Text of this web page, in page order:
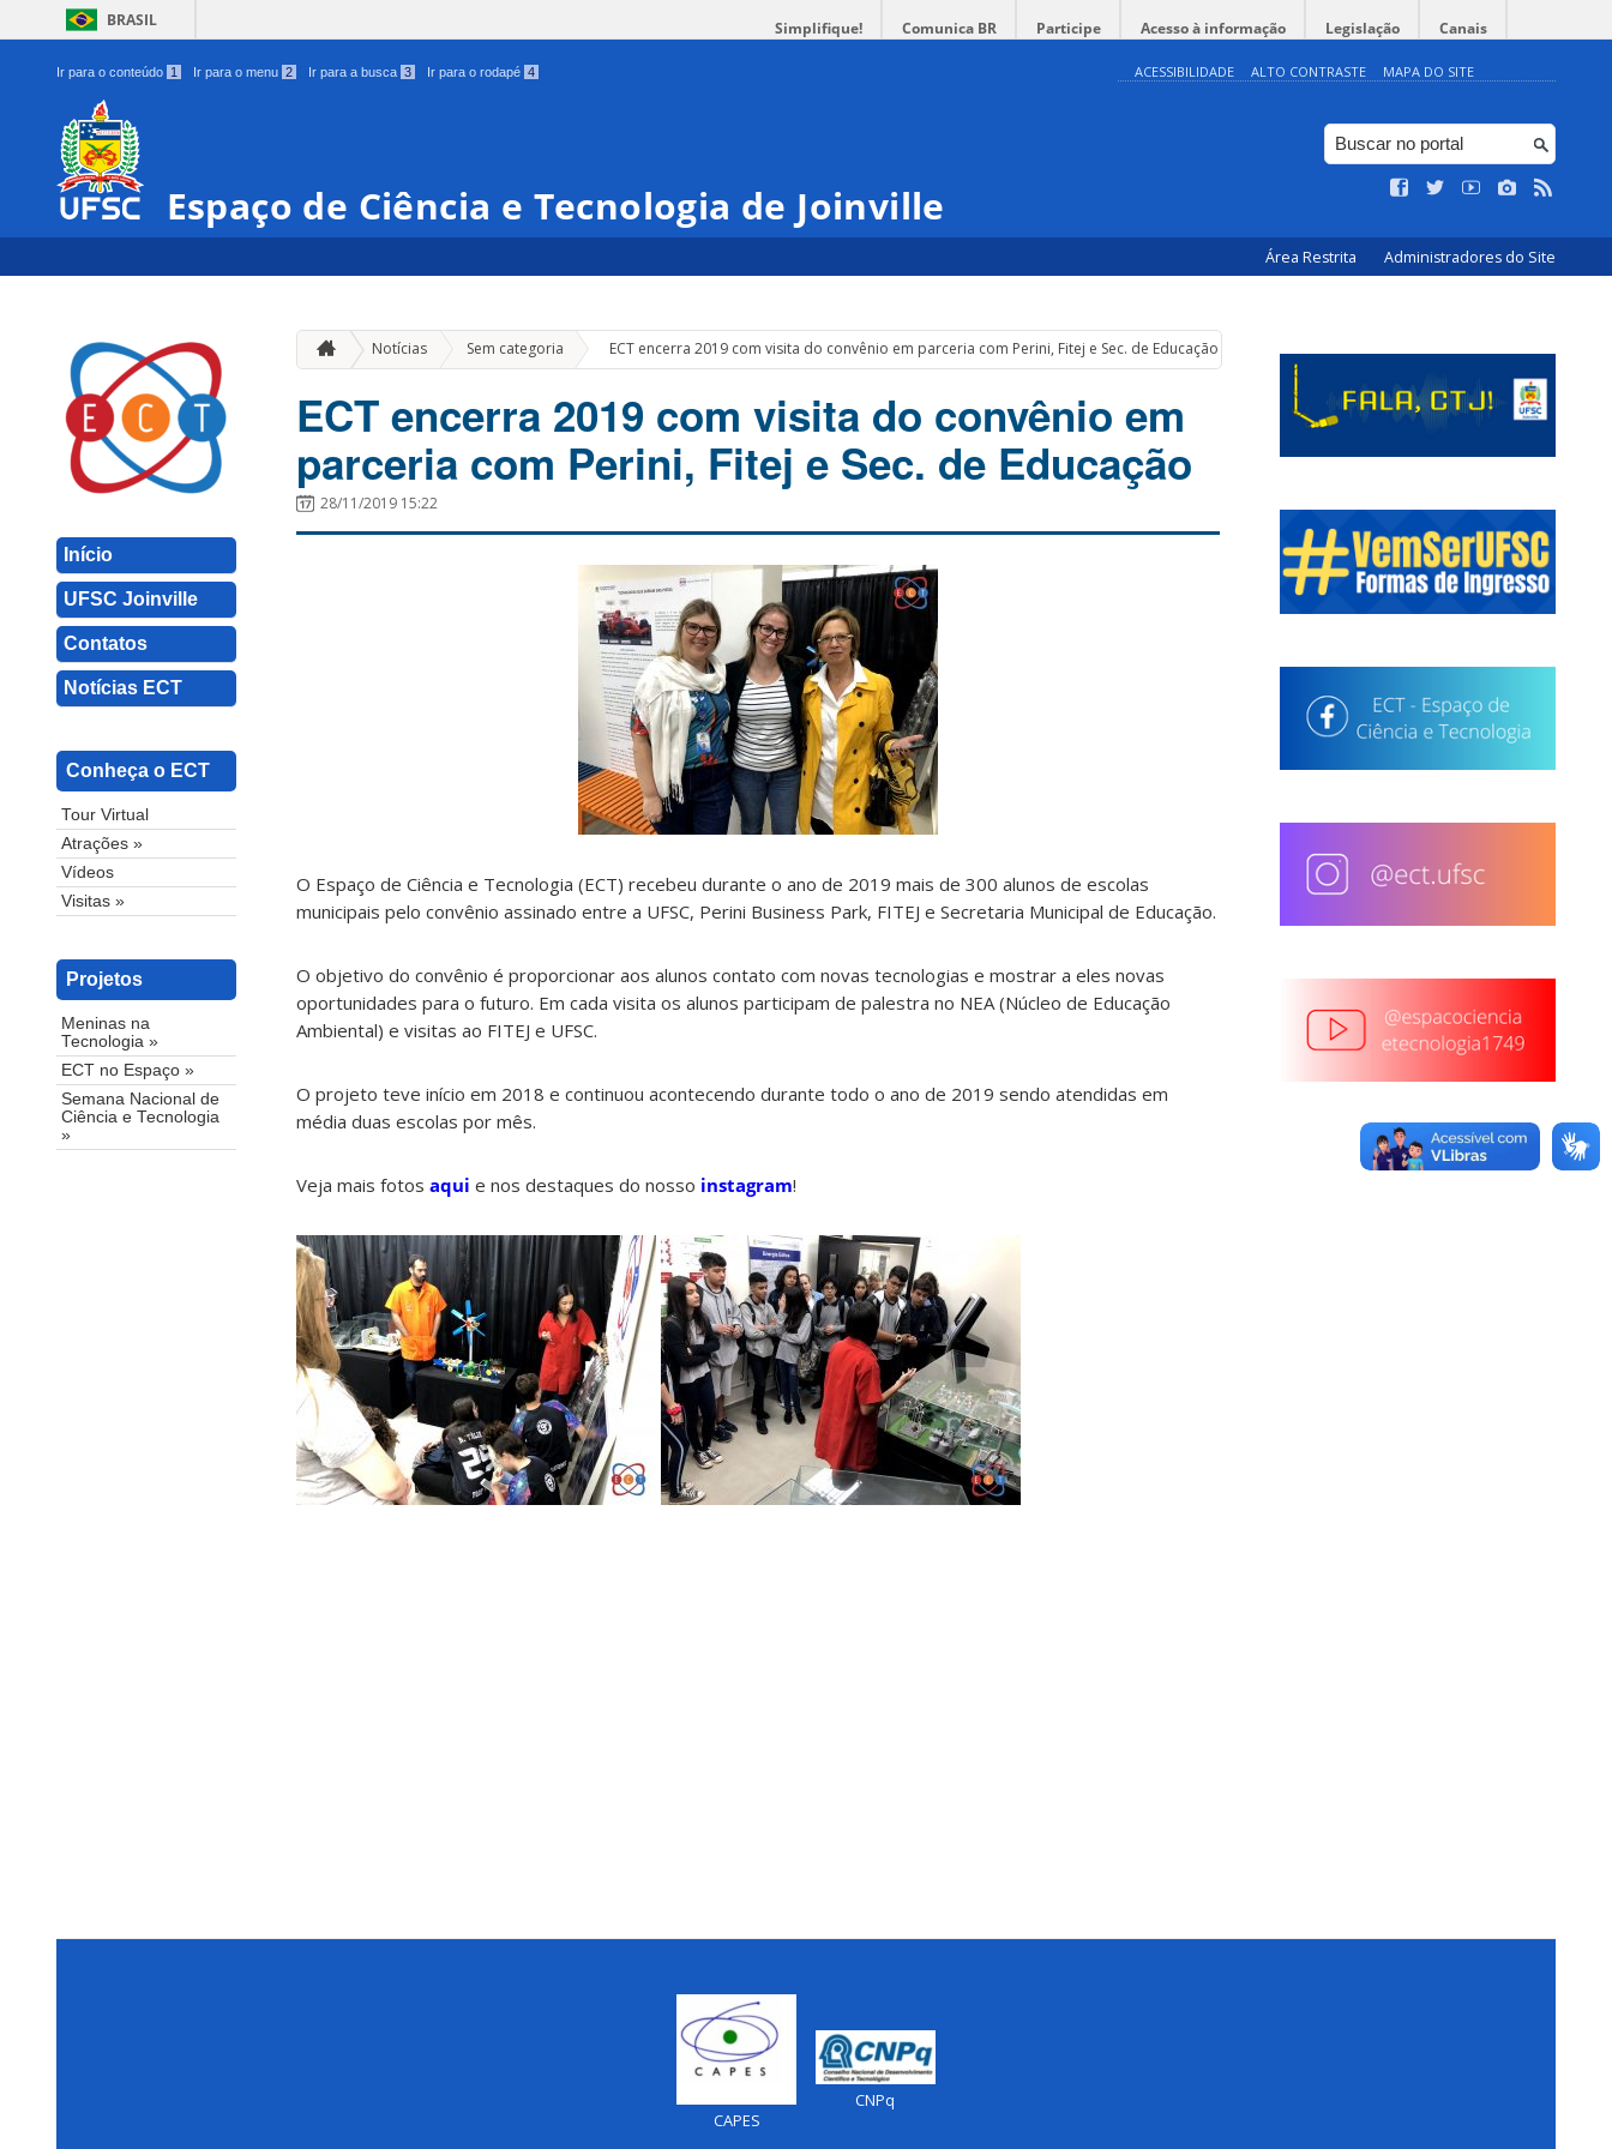
BRASIL Simplifique! Comunica BR Participe Acesso à informação Legislação Canais
Ir para o conteúdo 1 Ir para o menu 2 Ir para a busca 3 Ir para o rodapé 4 ACESSIBILIDADE ALTO CONTRASTE MAPA DO SITE
Espaço de Ciência e Tecnologia de Joinville
Área Restrita Administradores do Site
Início
UFSC Joinville
Contatos
Notícias ECT
Conheça o ECT
Tour Virtual
Atrações »
Vídeos
Visitas »
Projetos
Meninas na
Tecnologia »
ECT no Espaço »
Semana Nacional de
Ciência e Tecnologia
»
Notícias Sem categoria » ECT encerra 2019 com visita do convênio em parceria com Perini, Fitej e Sec. de Educação
ECT encerra 2019 com visita do convênio em
parceria com Perini, Fitej e Sec. de Educação
28/11/2019 15:22
O Espaço de Ciência e Tecnologia (ECT) recebeu durante o ano de 2019 mais de 300 alunos de escolas
municipais pelo convênio assinado entre a UFSC, Perini Business Park, FITEJ e Secretaria Municipal de Educação.
O objetivo do convênio é proporcionar aos alunos contato com novas tecnologias e mostrar a eles novas
oportunidades para o futuro. Em cada visita os alunos participam de palestra no NEA (Núcleo de Educação
Ambiental) e visitas ao FITEJ e UFSC.
O projeto teve início em 2018 e continuou acontecendo durante todo o ano de 2019 sendo atendidas em
média duas escolas por mês.
Veja mais fotos aqui e nos destaques do nosso instagram!
CAPES
CNPq